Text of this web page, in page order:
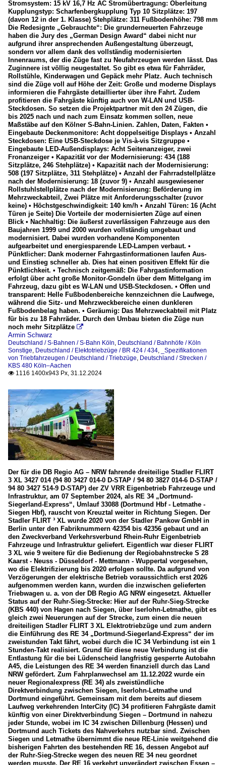
Stromsystem: 15 kV 16,7 Hz AC Stromübertragung: Oberleitung
Kupplungstyp: Scharfenbergkupplung Typ 10 Sitzplätze: 197
(davon 12 in der 1. Klasse) Stehplätze: 311 Fußbodenhöhe: 798 mm
Die Redesignte „Gebrauchte“: Die grunderneuerten Fahrzeuge
haben die Jury des „German Design Award“ dabei nicht nur
aufgrund ihrer ansprechenden Außengestaltung überzeugt,
sondern vor allem dank des vollständig modernisierten
Innenraums, der die Züge fast zu Neufahrzeugen werden lässt. Das
Zuginnere ist völlig neugestaltet. So gibt es etwa für Fahrräder,
Rollstühle, Kinderwagen und Gepäck mehr Platz. Auch technisch
sind die Züge voll auf Höhe der Zeit: Große und moderne Displays
informieren die Fahrgäste detaillierter über ihre Fahrt. Zudem
profitieren die Fahrgäste künftig auch von W-LAN und USB-
Steckdosen. So setzen die Projektpartner mit den 24 Zügen, die
bis 2025 nach und nach zum Einsatz kommen sollen, neue
Maßstäbe auf den Kölner S-Bahn-Linien. Zahlen, Daten, Fakten •
Eingebaute Deckenmonitore: Acht doppelseitige Displays • Anzahl
Steckdosen: Eine USB-Steckdose je Vis-à-vis Sitzgruppe •
Eingebaute LED-Außendisplays: Acht Seitenanzeiger, zwei
Fronanzeiger • Kapazität vor der Modernisierung: 434 (188
Sitzplätze, 246 Stehplätze) • Kapazität nach der Modernisierung:
508 (197 Sitzplätze, 311 Stehplätze) • Anzahl der Fahrradstellplätze
nach der Modernisierung: 18 (zuvor 9) • Anzahl ausgewiesener
Rollstuhlstellplätze nach der Modernisierung: Beförderung im
Mehrzweckabteil, Zwei Plätze mit Anforderungsschalter (zuvor
keine) • Höchstgeschwindigkeit: 140 km/h • Anzahl Türen: 16 (Acht
Türen je Seite) Die Vorteile der modernisierten Züge auf einen
Blick • Nachhaltig: Die äußerst zuverlässigen Fahrzeuge aus den
Baujahren 1999 und 2000 wurden vollständig umgebaut und
modernisiert. Dabei wurden vorhandene Komponenten
aufgearbeitet und energiesparende LED-Lampen verbaut. •
Pünktlicher: Dank moderner Fahrgastinformationen laufen Aus-
und Einstieg schneller ab. Dies hat einen positiven Effekt für die
Pünktlichkeit. • Technisch zeitgemäß: Die Fahrgastinformation
erfolgt über acht große Monitor-Gondeln über dem Mittelgang im
Fahrzeug, dazu gibt es W-LAN und USB-Steckdosen. • Offen und
transparent: Helle Fußbodenbereiche kennzeichnen die Laufwege,
während die Sitz- und Mehrzweckbereiche einen dunkleren
Fußbodenbelag haben. • Geräumig: Das Mehrzweckabteil mit Platz
für bis zu 18 Fahrräder. Durch den Umbau bieten die Züge nun
noch mehr Sitzplätze 
Armin Schwarz
Deutschland / S-Bahnen / S-Bahn Köln, Deutschland / Bahnhöfe / Köln
Sonstige, Deutschland / Elektotriebzüge / BR 424 / 434,
_Spezifikationen
von Triebfahrzeugen / Deutschland / Triebzüge, Deutschland / Strecken /
KBS 480 Köln–Aachen
 1116 1400x943 Px, 31.12.2024
Der für die DB Regio AG – NRW fahrende dreiteilige Stadler FLIRT
3 XL 3427 014 (94 80 3427 014-0 D-STAP / 94 80 3827 014-6 D-STAP /
94 80 3427 514-9 D-STAP) der ZV VRR Eigenbetrieb Fahrzeuge und
Infrastruktur, am 07 September 2024, als RE 34 „Dortmund-
Siegerland-Express“, Umlauf 33088 (Dortmund Hbf - Letmathe -
Siegen Hbf), rauscht von Kreuztal weiter in Richtung Siegen. Der
Stadler FLIRT ³ XL wurde 2020 von der Stadler Pankow GmbH in
Berlin unter den Fabriknummern 42354 bis 42356 gebaut und an
den Zweckverband Verkehrsverbund Rhein-Ruhr Eigenbetrieb
Fahrzeuge und Infrastruktur geliefert. Eigentlich war dieser FLIRT
3 XL wie 9 weitere für die Bedienung der Regiobahnstrecke S 28
Kaarst - Neuss - Düsseldorf - Mettmann - Wuppertal vorgesehen,
wo die Elektrifizierung bis 2020 erfolgen sollte. Da aufgrund von
Verzögerungen der elektrische Betrieb voraussichtlich erst 2026
aufgenommen werden kann, wurden die inzwischen gelieferten
Triebwagen u. a. von der DB Regio AG NRW eingesetzt. Aktueller
Status auf der Ruhr-Sieg-Strecke: Hier auf der Ruhr-Sieg-Strecke
(KBS 440) von Hagen nach Siegen, über Iserlohn-Letmathe, gibt es
gleich zwei Neuerungen auf der Strecke, zum einen die neuen
dreiteiligen Stadler FLIRT 3 XL Elektrotriebzüge und zum andern
die Einführung des RE 34 „Dortmund-Siegerland-Express“ der im
zweistunden Takt fährt, wobei durch die IC 34 Verbindung ist ein 1
Stunden-Takt realisiert. Grund für diese neue Verbindung ist die
Entlastung für die bei Lüdenscheid langfristig gesperrte Autobahn
A45, die Leistungen des RE 34 werden finanziell durch das Land
NRW gefördert. Zum Fahrplanwechsel am 11.12.2022 wurde ein
neuer Regionalexpress (RE 34) als zweistündliche
Direktverbindung zwischen Siegen, Iserlohn-Letmathe und
Dortmund eingeführt. Gemeinsam mit dem bereits auf diesem
Laufweg verkehrenden InterCity (IC) 34 profitieren Fahrgäste damit
künftig von einer Direktverbindung Siegen – Dortmund in nahezu
jeder Stunde, wobei im IC 34 zwischen Dillenburg (Hessen) und
Dortmund auch Tickets des Nahverkehrs nutzbar sind. Zwischen
Siegen und Letmathe übernimmt die neue RE-Linie weitgehend die
bisherigen Fahrten des bestehenden RE 16, dessen Angebot auf
der Ruhr-Sieg-Strecke wegen des neuen RE 34 neu geordnet
werden musste. Der RE 16 verkehrt unverändert zwischen Essen –